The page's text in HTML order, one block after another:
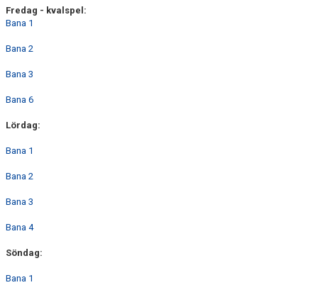
Fredag - kvalspel:
Bana 1
Bana 2
Bana 3
Bana 6
Lördag:
Bana 1
Bana 2
Bana 3
Bana 4
Söndag:
Bana 1